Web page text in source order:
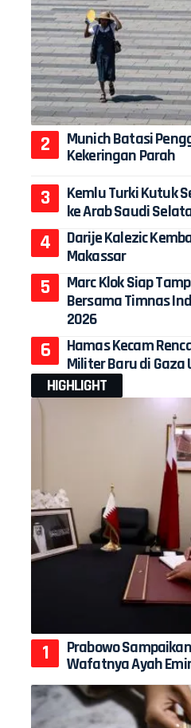
Munich Batasi
Kekeringan Parah
Kemlu Turki Kutuk
ke Arab Saudi
Darije Kalezic
Makassar
Marc Klok Siap
Bersama Timnas
2026
Hamas Kecam
Militer Baru di Gaza
HIGHLIGHT
Prabowo
Wafatnya Ayah